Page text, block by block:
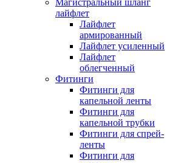
Магистральный шланг
лайфлет
Лайфлет
армированный
Лайфлет усиленный
Лайфлет
облегченный
Фитинги
Фитинги для
капельной ленты
Фитинги для
капельной трубки
Фитинги для спрей-
ленты
Фитинги для